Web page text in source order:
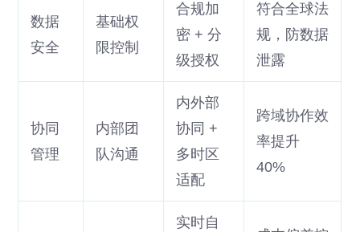
数据
安全
基础权
限控制
合规加
密 + 分
级授权
符合全球法
规，防数据
泄露
协同
管理
内部团
队沟通
内外部
协同 +
多时区
适配
跨域协作效
率提升
40%
实时自